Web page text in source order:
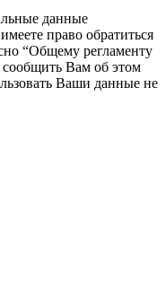
данные
право обратиться
“Общему регламенту
Вам об этом
Ваши данные не